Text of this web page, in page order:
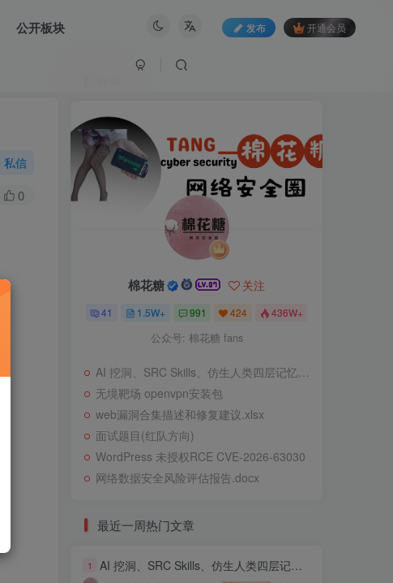
公开板块 发布 开通会员
私信
0
棉花糖 关注
41 1.5W+ 991 424 436W+
公众号: 棉花糖 fans
AI 挖洞、SRC Skills、仿生人类四层记忆系统
无境靶场 openvpn安装包
web漏洞合集描述和修复建议.xlsx
面试题目(红队方向)
WordPress 未授权RCE CVE-2026-63030
网络数据安全风险评估报告.docx
最近一周热门文章
1 AI 挖洞、SRC Skills、仿生人类四层记忆系统